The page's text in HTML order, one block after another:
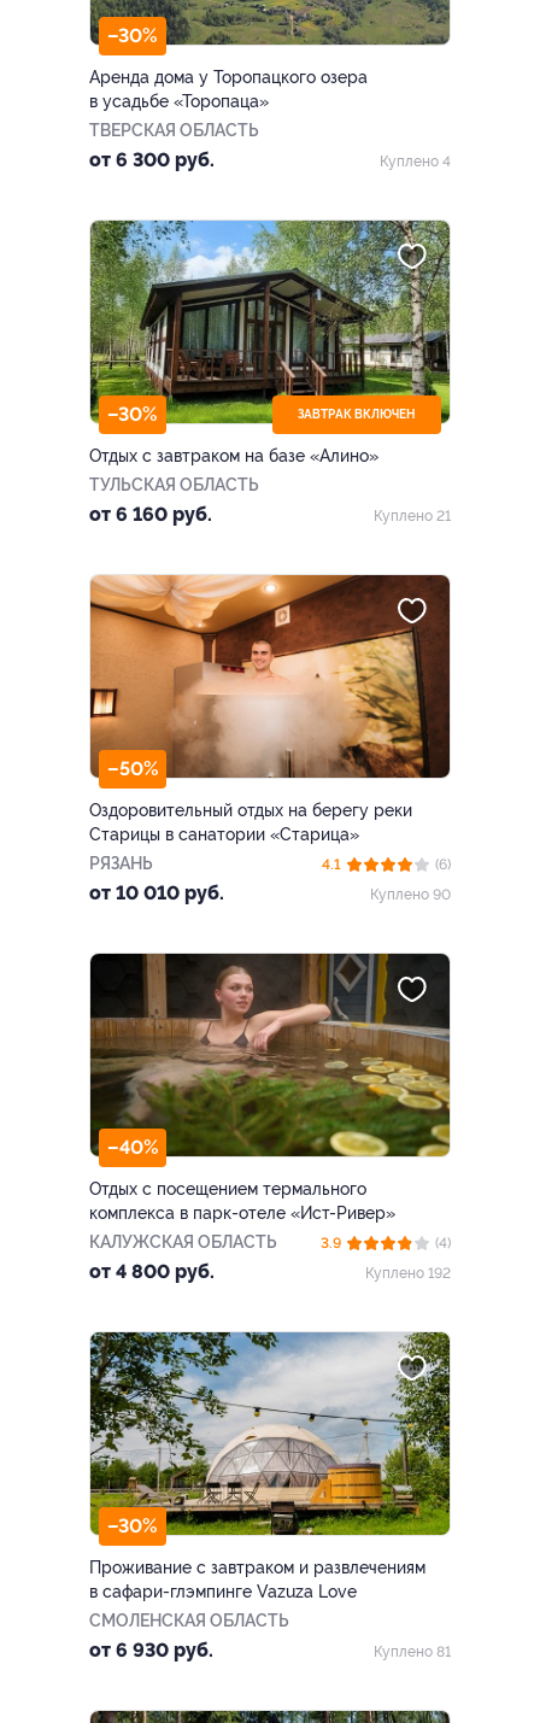
–30%
Аренда дома у Торопацкого озера
в усадьбе «Торопаца»
ТВЕРСКАЯ ОБЛАСТЬ
от 6 300 руб. Куплено 4
–30% ЗАВТРАК ВКЛЮЧЕН
Отдых с завтраком на базе «Алино»
ТУЛЬСКАЯ ОБЛАСТЬ
от 6 160 руб. Куплено 21
–50%
Оздоровительный отдых на берегу реки
Старицы в санатории «Старица»
РЯЗАНЬ
от 10 010 руб.
4.1
(6)
Куплено 90
–40%
Отдых с посещением термального
комплекса в парк-отеле «Ист-Ривер»
КАЛУЖСКАЯ ОБЛАСТЬ
от 4 800 руб.
3.9
(4)
Куплено 192
–30%
Проживание с завтраком и развлечениям
в сафари-глэмпинге Vazuza Love
СМОЛЕНСКАЯ ОБЛАСТЬ
от 6 930 руб. Куплено 81